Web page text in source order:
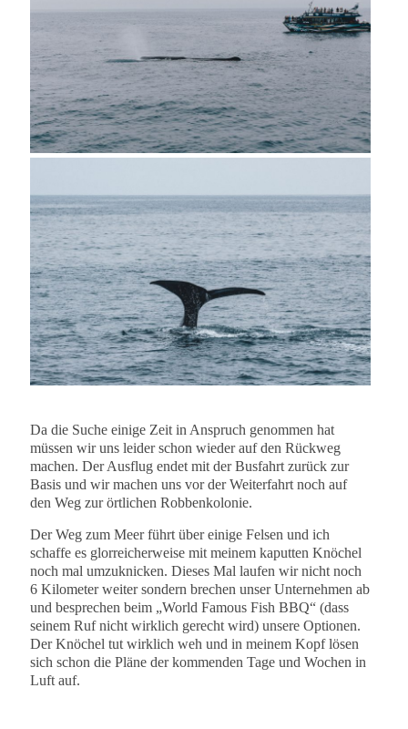
Da die Suche einige Zeit in Anspruch genommen hat
müssen wir uns leider schon wieder auf den Rückweg
machen. Der Ausflug endet mit der Busfahrt zurück zur
Basis und wir machen uns vor der Weiterfahrt noch auf
den Weg zur örtlichen Robbenkolonie.
Der Weg zum Meer führt über einige Felsen und ich
schaffe es glorreicherweise mit meinem kaputten Knöchel
noch mal umzuknicken. Dieses Mal laufen wir nicht noch
6 Kilometer weiter sondern brechen unser Unternehmen ab
und besprechen beim „World Famous Fish BBQ“ (dass
seinem Ruf nicht wirklich gerecht wird) unsere Optionen.
Der Knöchel tut wirklich weh und in meinem Kopf lösen
sich schon die Pläne der kommenden Tage und Wochen in
Luft auf.